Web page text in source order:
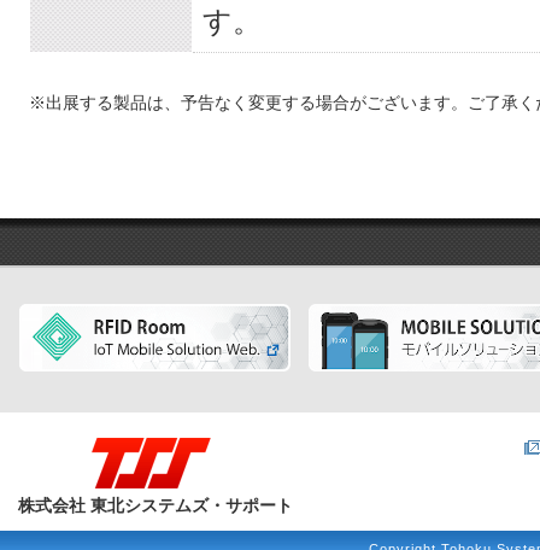
す。
※出展する製品は、予告なく変更する場合がございます。ご了承く
株式会社 東北システムズ・サポート